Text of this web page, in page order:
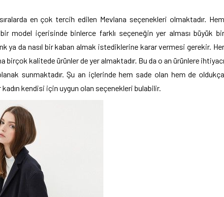
en çok tercih edilen Mevlana seçenekleri olmaktadır. Hem
model içerisinde binlerce farklı seçeneğin yer alması büyük bir
ya da nasıl bir kaban almak istediklerine karar vermesi gerekir. Her
birçok kalitede ürünler de yer almaktadır. Bu da o an ürünlere ihtiyacı
sunmaktadır. Şu an içlerinde hem sade olan hem de oldukça
kendisi için uygun olan seçenekleri bulabilir.